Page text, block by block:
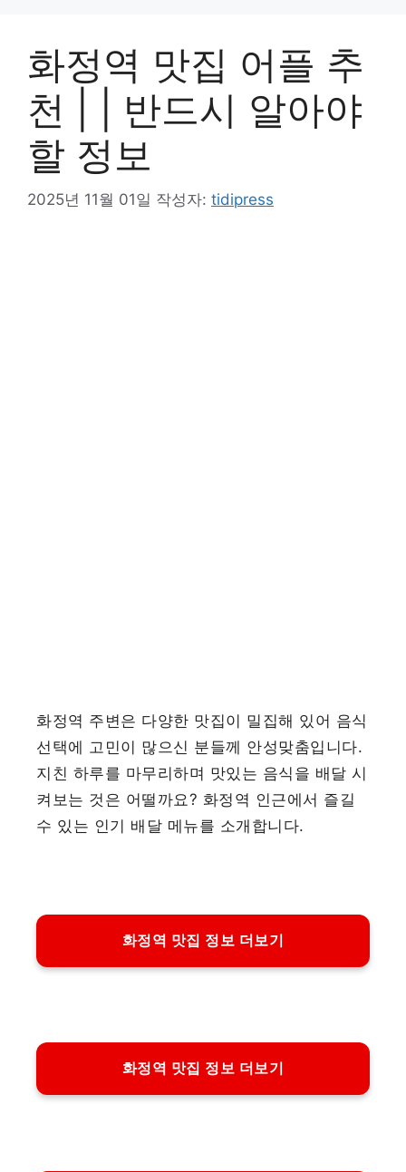
화정역 맛집 어플 추
천 | | 반드시 알아야
할 정보
2025년 11월 01일 작성자: tidipress
화정역 주변은 다양한 맛집이 밀집해 있어 음식
선택에 고민이 많으신 분들께 안성맞춤입니다.
지친 하루를 마무리하며 맛있는 음식을 배달 시
켜보는 것은 어떨까요? 화정역 인근에서 즐길
수 있는 인기 배달 메뉴를 소개합니다.
화정역 맛집 정보 더보기
화정역 맛집 정보 더보기